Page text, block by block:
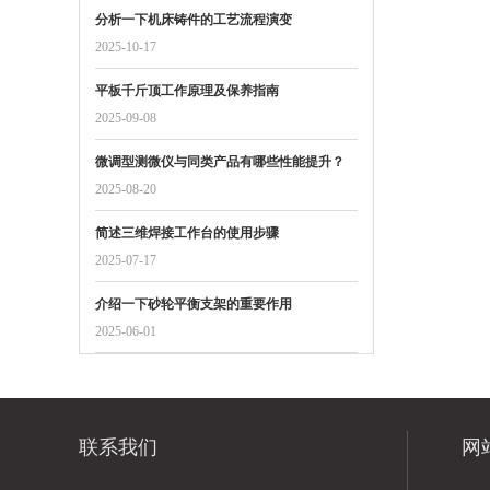
分析一下机床铸件的工艺流程演变
2025-10-17
平板千斤顶工作原理及保养指南
2025-09-08
微调型测微仪与同类产品有哪些性能提升？
2025-08-20
简述三维焊接工作台的使用步骤
2025-07-17
介绍一下砂轮平衡支架的重要作用
2025-06-01
联系我们 网